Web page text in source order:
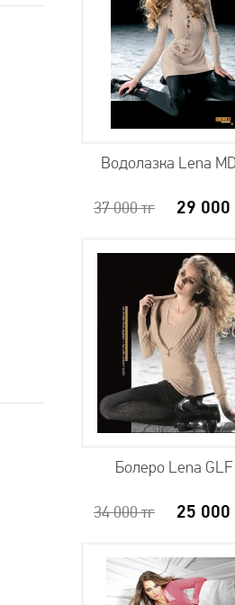
Водолазка Lena
37 000тг 29 000
Болеро Lena GLF
34 000тг 25 000